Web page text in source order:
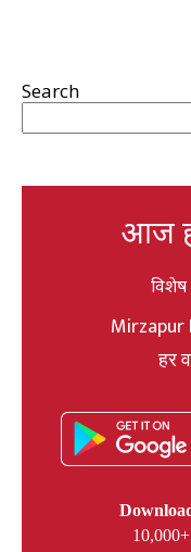
Search
आज
विशेष
Mirzapur
हर
10,000+